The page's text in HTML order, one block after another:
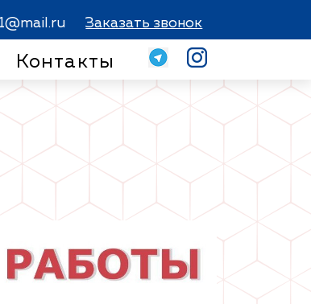
Заказать звонок
Контакты